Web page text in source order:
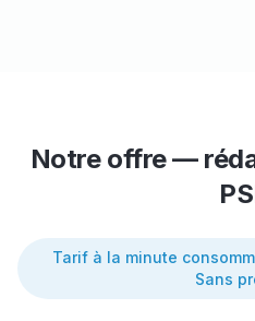
Notre offre —
Tarif à la minute
Sans